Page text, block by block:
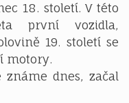
18. století. V této
první vozidla,
19. století se
motory.
dnes, začal